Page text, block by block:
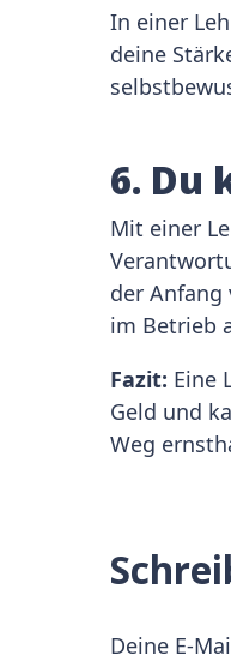
In einer
deine
6. Du
Mit einer
der Anfang
im Betrieb
Fazit: Eine
Geld und
Weg
Deine E-